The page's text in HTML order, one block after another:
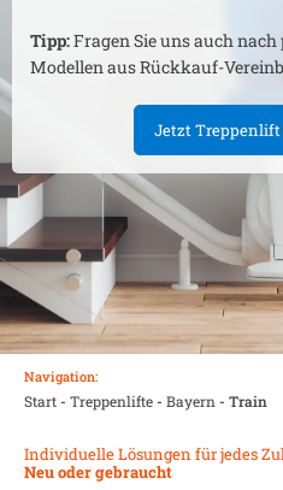
Tipp:Fragen Sie uns auch
Modellen aus Rückkauf-
Jetzt
Navigation:
Start- Treppenlifte- Bayern - Train
Individuelle Lösungen für jedes
Neu oder gebraucht